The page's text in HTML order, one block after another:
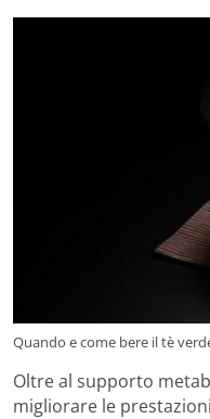
Quando e come bere il tè
Oltre al supporto
migliorare le